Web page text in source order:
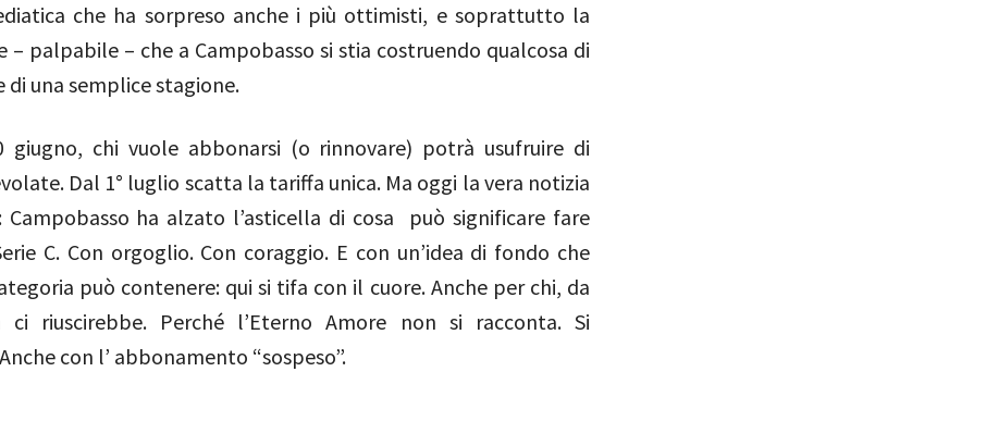
che ha sorpreso anche i più ottimisti, e soprattutto la
– palpabile – che a Campobasso si stia costruendo qualcosa di
di una semplice stagione.
giugno, chi vuole abbonarsi (o rinnovare) potrà usufruire di
Dal 1° luglio scatta la tariffa unica. Ma oggi la vera notizia
Campobasso ha alzato l’asticella di cosa può significare fare
C. Con orgoglio. Con coraggio. E con un’idea di fondo che
può contenere: qui si tifa con il cuore. Anche per chi, da
ci riuscirebbe. Perché l’Eterno Amore non si racconta. Si
con l’ abbonamento “sospeso”.